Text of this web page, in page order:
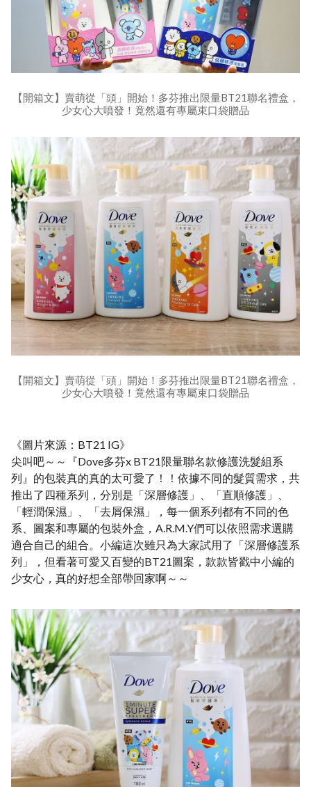
【開箱文】賣萌從「頭」開始！多芬推出限量BT21聯名禮盒，
少女心大噴發！竟然還有專屬束口袋贈品
【開箱文】賣萌從「頭」開始！多芬推出限量BT21聯名禮盒，
少女心大噴發！竟然還有專屬束口袋贈品
《圖片來源：BT21 IG》
尖叫吧～～『Dove多芬x BT21限量聯名款修護洗髮組系
列』的包裝真的真的太可愛了！！依據不同的髮質需求，共
推出了四種系列，分別是「深層修護」、「直順修護」、
「輕潤保濕」、「去屑保濕」，每一個系列都有不同的色
系、圖案和專屬的包裝外盒，A.R.M.Y們可以依照需求選購
適合自己的組合。小編這次雖只為大家試用了「深層修護系
列」，但看著可愛又百變的BT21圖案，款款皆戳中小編的
少女心，真的好想全部帶回家啊～～